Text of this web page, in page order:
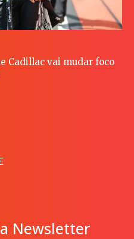
Cadillac vai mudar foco
Newsletter